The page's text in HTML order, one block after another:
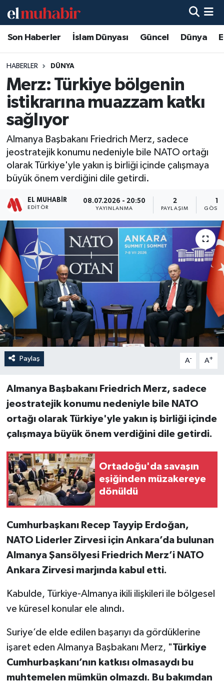
Son Haberler İslam Dünyası Güncel Dünya
HABERLER DÜNYA
Merz: Türkiye bölgenin
istikrarına muazzam katkı
sağlıyor
Almanya Başbakanı Friedrich Merz, sadece
jeostratejik konumu nedeniyle bile NATO ortağı
olarak Türkiye'yle yakın iş birliği içinde çalışmaya
büyük önem verdiğini dile getirdi.
EL MUHABIR
EDITÖR
08.07.2026 - 20:50
YAYINLANMA
2
PAYLAŞIM
Paylaş A- A+
Almanya Başbakanı Friedrich Merz, sadece
jeostratejik konumu nedeniyle bile NATO
ortağı olarak Türkiye'yle yakın iş birliği içinde
çalışmaya büyük önem verdiğini dile getirdi.
Ortadoğu'da savaşın
eşiğinden müzakereye
dönüldü
Cumhurbaşkanı Recep Tayyip Erdoğan,
NATO Liderler Zirvesi için Ankara’da bulunan
Almanya Şansölyesi Friedrich Merz’i NATO
Ankara Zirvesi marjında kabul etti.
Kabulde, Türkiye-Almanya ikili ilişkileri ile bölgesel
ve küresel konular ele alındı.
Suriye’de elde edilen başarıyı da gördüklerine
işaret eden Almanya Başbakanı Merz, "Türkiye
Cumhurbaşkanı’nın katkısı olmasaydı bu
muhtemelen mümkün olmazdı. Bu bakımdan
Hava Durumu
Trafik Durumu
Süper Lig Puan Durumu ve Fikstür
Tüm Manşetler
Son Dakika Haberleri
Haber Arşivi